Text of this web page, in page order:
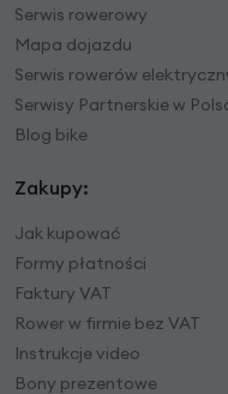
Serwis rowerowy
Mapa dojazdu
Serwis rowerów
Serwisy Partnerskie w
Blog bike
Zakupy:
Jak kupować
Formy płatności
Faktury VAT
Rower w firmie bez VAT
Instrukcje video
Bony prezentowe